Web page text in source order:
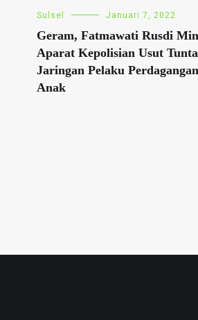
Sulsel Januari 7, 2022
Geram, Fatmawati Rusdi
Aparat Kepolisian Usut
Jaringan Pelaku Perdagangan
Anak